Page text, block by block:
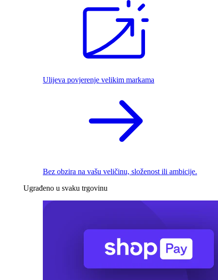
Ulijeva povjerenje velikim markama
Bez obzira na vašu veličinu, složenost ili ambicije.
Ugrađeno u svaku trgovinu